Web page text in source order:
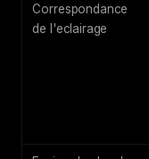
Correspondance
de l'eclairage